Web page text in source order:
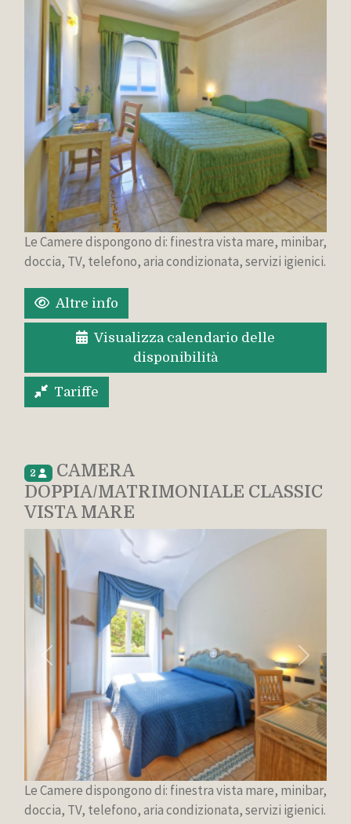
Le Camere dispongono di: finestra vista mare, minibar,
doccia, TV, telefono, aria condizionata, servizi igienici.
Altre info
Visualizza calendario delle
disponibilità
Tariffe
2
CAMERA
DOPPIA/MATRIMONIALE CLASSIC
VISTA MARE
Indietro Avanti
Le Camere dispongono di: finestra vista mare, minibar,
doccia, TV, telefono, aria condizionata, servizi igienici.